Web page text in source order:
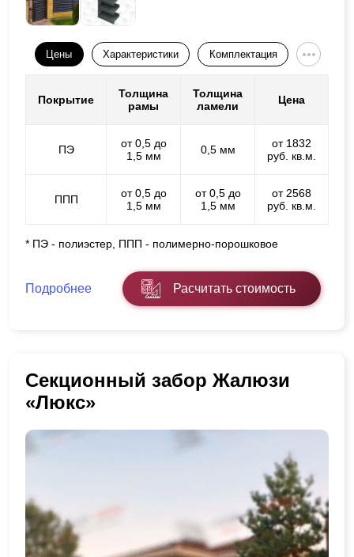
Цены Характеристики Комплектация
Покрытие
Толщина
рамы
Толщина
ламели
Цена
ПЭ
от 0,5 до
1,5 мм
0,5 мм
от 1832
руб. кв.м.
ППП
от 0,5 до
1,5 мм
от 0,5 до
1,5 мм
от 2568
руб. кв.м.
* ПЭ - полиэстер, ППП - полимерно-порошковое
Подробнее Расчитать стоимость
Секционный забор Жалюзи
«Люкс»